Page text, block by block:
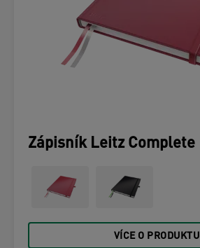
Zápisník Leitz Complete
VÍCE O PRODUKTU